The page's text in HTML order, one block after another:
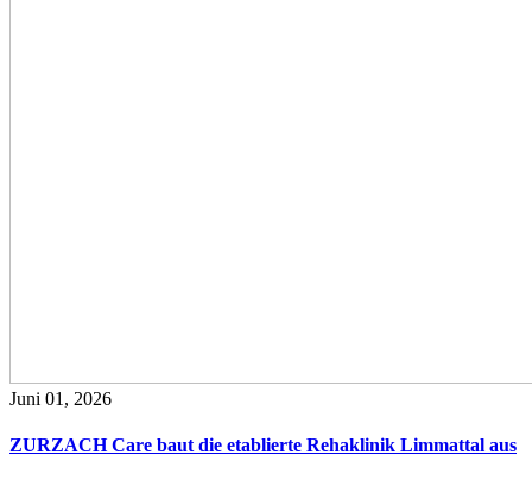
Juni 01, 2026
ZURZACH Care baut die etablierte Rehaklinik Limmattal aus